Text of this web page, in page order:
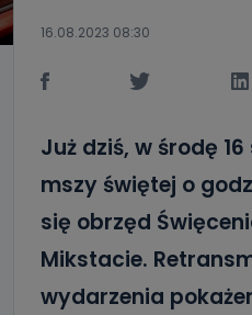
16.08.2023 08:30
Już dziś, w środę
mszy świętej o
się obrzęd
Mikstacie.
wydarzenia